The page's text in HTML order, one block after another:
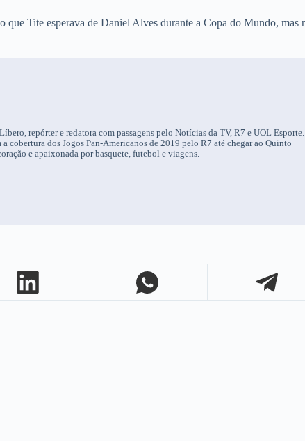
que Tite esperava de Daniel Alves durante a Copa do Mundo, mas
repórter e redatora com passagens pelo Notícias da TV, R7 e UOL
cobertura dos Jogos Pan-Americanos de 2019 pelo R7 até chegar ao Quinto
e apaixonada por basquete, futebol e viagens.